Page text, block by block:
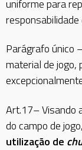
uniforme para
Parágrafo único
material de jogo,
Art.17– Visando
do campo de
utilização de